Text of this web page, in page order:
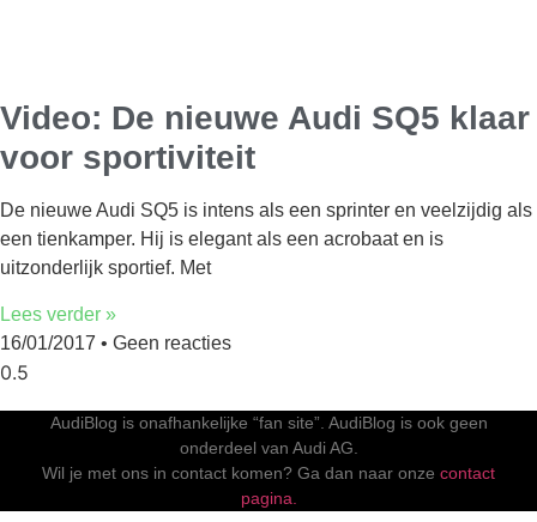
Video: De nieuwe Audi SQ5 klaar
voor sportiviteit
De nieuwe Audi SQ5 is intens als een sprinter en veelzijdig als
een tienkamper. Hij is elegant als een acrobaat en is
uitzonderlijk sportief. Met
Lees verder »
16/01/2017
Geen reacties
AudiBlog is onafhankelijke “fan site”. AudiBlog is ook geen
onderdeel van Audi AG.
Wil je met ons in contact komen? Ga dan naar onze contact
pagina.